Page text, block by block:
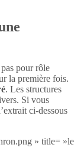
pour rôle
la première fois.
. Les structures
Si vous
ci-dessous
» title= »le